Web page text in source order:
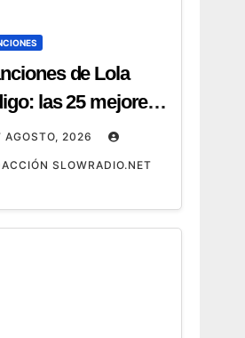
de Lola
las 25 mejores,
y vídeos
AGOSTO, 2026
SLOWRADIO.NET